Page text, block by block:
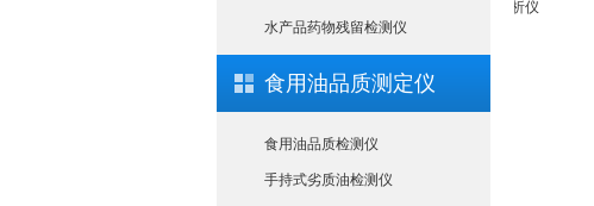
水产品药物残留检测仪
食用油品质测定仪
食用油品质检测仪
手持式劣质油检测仪